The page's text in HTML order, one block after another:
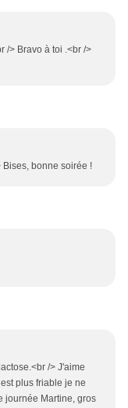
/> Bravo à toi .<br />
Bises, bonne soirée !
/> J'aime
plus friable je ne
journée Martine, gros